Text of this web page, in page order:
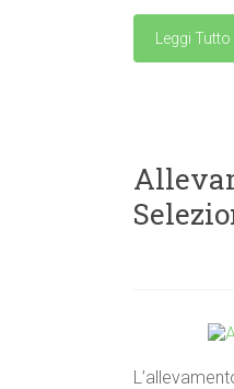
Leggi Tutto